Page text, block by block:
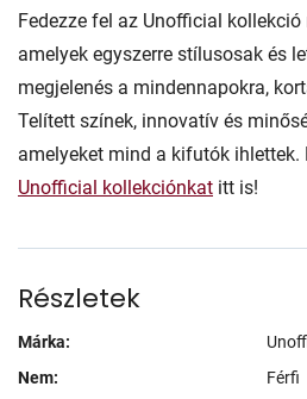
Fedezze fel az Unofficial
amelyek egyszerre stílusosak és
megjelenés a mindennapokra,
Telített színek, innovatív és
amelyeket mind a kifutók ihlettek.
Unofficial kollekciónkat itt is!
Részletek
Márka:
Nem:
Férfi